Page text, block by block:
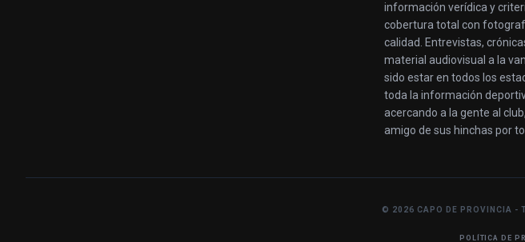
información verídica y
cobertura total con
calidad. Entrevistas,
material audiovisual a la
sido estar en todos los
toda la información
acercando a la gente al
amigo de sus hinchas por
© 2026 CAPO DE PROVINCIA -
POLÍTICA DE